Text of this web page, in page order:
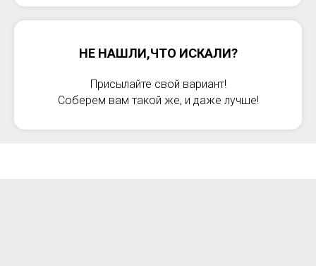
НЕ НАШЛИ,ЧТО ИСКАЛИ?
Присылайте свой вариант!
Соберем вам такой же, и даже лучше!